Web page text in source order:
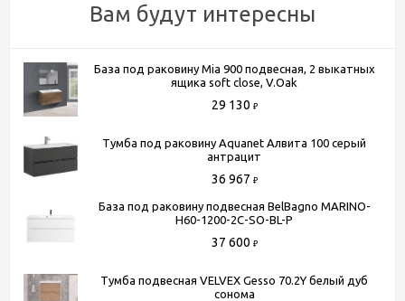
метров от МКАД. БП "Румянцево", корпус В, этаж 2,
доставки рассчитывается менеджером после оформления
заказа)
(для всей России)
Более подробную информацию вы можете получить по
+7 (495) 150-07-16 +7 (964) 645-17-27
Вам будут интересны
База под раковину Mia 900 подвесная, 2 выкатных
ящика soft close, V.Oak
29 130 ₽
Тумба под раковину Aquanet Алвита 100 серый
антрацит
36 967 ₽
База под раковину подвесная BelBagno MARINO-
H60-1200-2C-SO-BL-P
37 600 ₽
Тумба подвесная VELVEX Gesso 70.2Y белый дуб
сонома